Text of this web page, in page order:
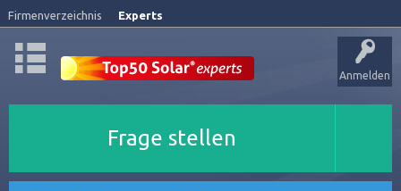
Firmenverzeichnis Experts
Anmelden
Frage stellen